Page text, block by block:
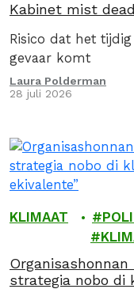
Kabinet mist
Risico dat het
gevaar komt
Laura Polderman
28 juli 2026
KLIMAAT
strategia nobo di